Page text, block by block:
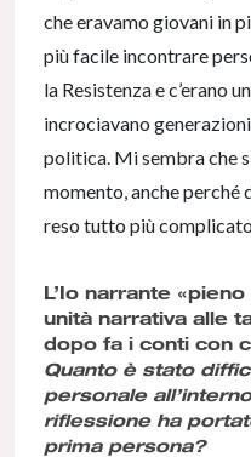
che eravamo giovani in
più facile incontrare
la Resistenza e c’erano
incrociavano
politica. Mi sembra che
momento, anche perché
reso tutto più
L’Io narrante
unità narrativa alle
dopo fa i conti con
Quanto è stato
personale
riflessione ha
prima persona?